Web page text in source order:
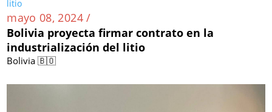
mayo 08, 2024 /
Bolivia proyecta firmar contrato en la
industrialización del litio
Bolivia 🇧🇴